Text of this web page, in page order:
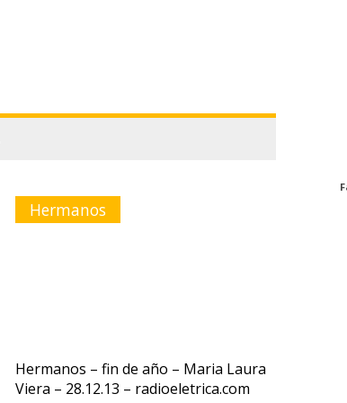
Hermanos
Hermanos – fin de año – Maria Laura
Viera – 28.12.13 – radioeletrica.com